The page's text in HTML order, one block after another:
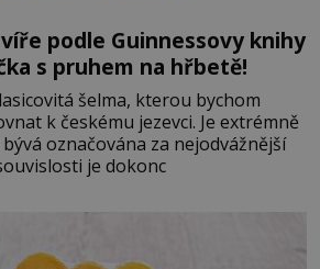
podle Guinnessovy knihy
s pruhem na hřbetě!
šelma, kterou bychom
k českému jezevci. Je extrémně
označována za nejodvážnější
je dokonc